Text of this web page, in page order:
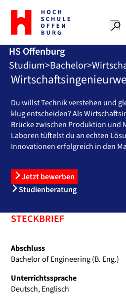
Zur
Startseite
Hochschule
Offenburg
HS Offenburg
Studium Bachelor
Du willst Technik verstehen und
klug entscheiden? Als
Brücke zwischen Produktion und
Laboren tüftelst du an echten
Innovationen erfolgreich in den
Jetzt bewerben
Studienberatung
STECKBRIEF
Abschluss
Bachelor of Engineering (B. Eng.)
Unterrichtssprache
Deutsch, Englisch